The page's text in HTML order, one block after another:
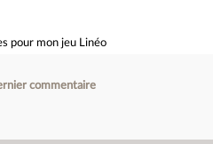
pour mon jeu Linéo
commentaire